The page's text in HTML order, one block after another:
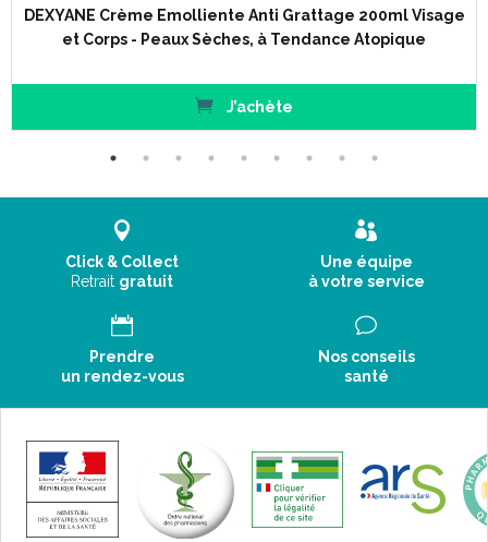
DEXYANE Crème Emolliente Anti Grattage 200ml Visage
et Corps - Peaux Sèches, à Tendance Atopique
J’achète
Click & Collect
Retrait gratuit
Une équipe
à votre service
Prendre
un rendez-vous
Nos conseils
santé